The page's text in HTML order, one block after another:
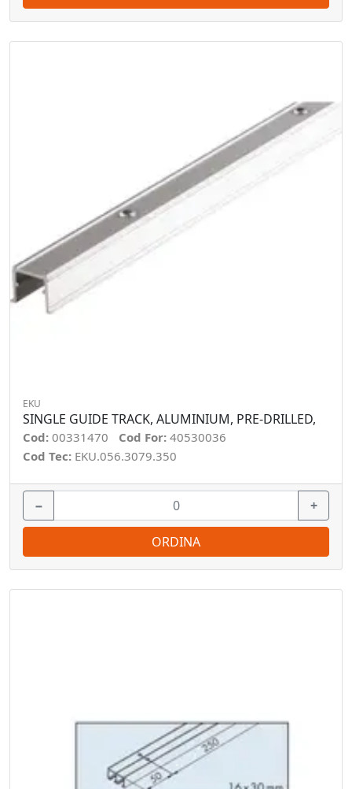
EKU
SINGLE GUIDE TRACK, ALUMINIUM, PRE-DRILLED,
Cod: 00331470 Cod For: 40530036
Cod Tec: EKU.056.3079.350
− +
ORDINA